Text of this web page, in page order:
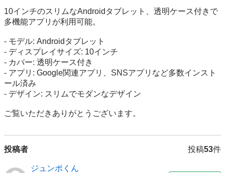
10インチのスリムなAndroidタブレット、透明ケース付きで
多機能アプリが利用可能。
- モデル: Androidタブレット
- ディスプレイサイズ: 10インチ
- カバー: 透明ケース付き
- アプリ: Google関連アプリ、SNSアプリなど多数インスト
ール済み
- デザイン: スリムでモダンなデザイン
ご覧いただきありがとうございます。
投稿者 投稿53件
ジュンポくん